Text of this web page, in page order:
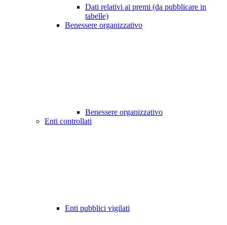
Dati relativi ai premi (da pubblicare in
tabelle)
Benessere organizzativo
Benessere organizzativo
Enti controllati
Enti pubblici vigilati